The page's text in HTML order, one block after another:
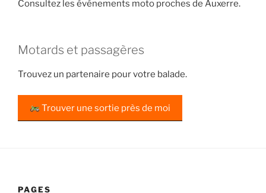
Consultez les événements moto proches de Auxerre.
Motards et passagères
Trouvez un partenaire pour votre balade.
Trouver une sortie près de moi
PAGES